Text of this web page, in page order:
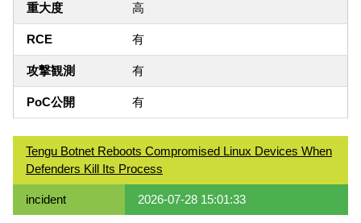
重大度 高
RCE 有
攻撃観測 有
PoC公開 有
Tengu Botnet Reboots Compromised Linux Devices When
Defenders Kill Its Process
incident 2026-07-28 15:01:33